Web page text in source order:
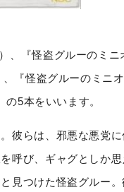
、『怪盗グルーのミニ
、『怪盗グルーのミニ
の5本をいいます。
彼らは、邪悪な悪党
呼び、ギャグとしか
見つけた怪盗グルー